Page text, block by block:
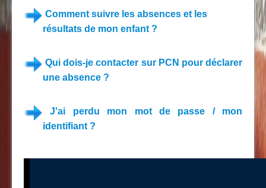
Comment suivre les absences et les
résultats de mon enfant ?
Qui dois-je contacter sur PCN pour déclarer
une absence ?
J'ai perdu mon mot de passe / mon
identifiant ?